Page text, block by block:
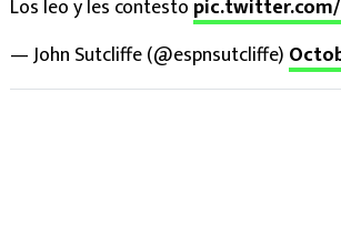
Los leo y les contesto
— John Sutcliffe (@espnsutcliffe)